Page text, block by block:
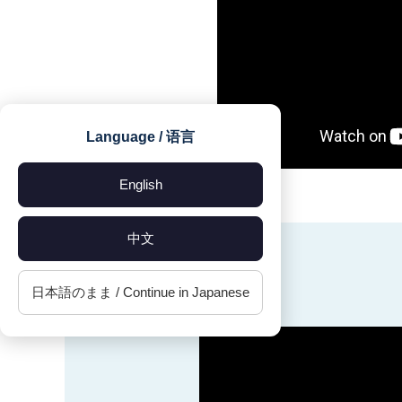
Language / 语言
English
中文
日本語のまま / Continue in Japanese